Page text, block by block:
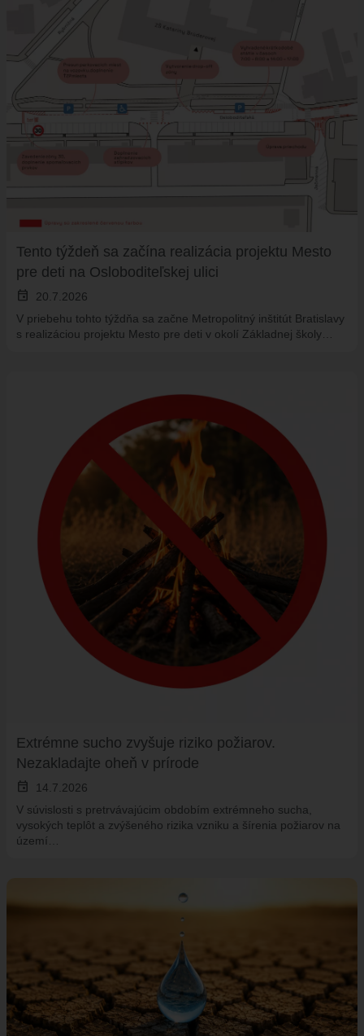
Tento týždeň sa začína realizácia projektu Mesto
pre deti na Osloboditeľskej ulici
event
20.7.2026
V priebehu tohto týždňa sa začne Metropolitný inštitút Bratislavy
s realizáciou projektu Mesto pre deti v okolí Základnej školy…
Extrémne sucho zvyšuje riziko požiarov.
Nezakladajte oheň v prírode
event
14.7.2026
V súvislosti s pretrvávajúcim obdobím extrémneho sucha,
vysokých teplôt a zvýšeného rizika vzniku a šírenia požiarov na
území…